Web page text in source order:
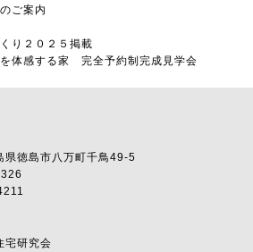
ご案内
り２０２５掲載
体感する家 完全予約制完成見学会
徳島市八万町千鳥49-5
宅研究会